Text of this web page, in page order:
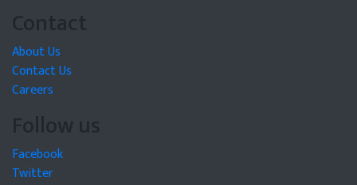
Contact
About Us
Contact Us
Careers
Follow us
Facebook
Twitter